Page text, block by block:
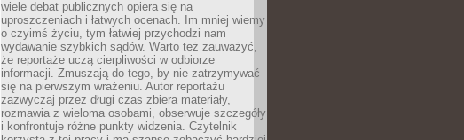
wiele debat publicznych opiera się na
uproszczeniach i łatwych ocenach. Im mniej wiemy
o czyimś życiu, tym łatwiej przychodzi nam
wydawanie szybkich sądów. Warto też zauważyć,
że reportaże uczą cierpliwości w odbiorze
informacji. Zmuszają do tego, by nie zatrzymywać
się na pierwszym wrażeniu. Autor reportażu
zazwyczaj przez długi czas zbiera materiały,
rozmawia z wieloma osobami, obserwuje szczegóły
i konfrontuje różne punkty widzenia. Czytelnik